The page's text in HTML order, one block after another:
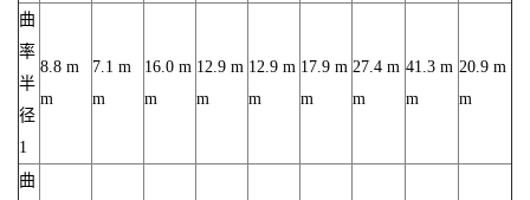
曲
率
半
径
1
8.8 m
m
7.1 m
m
16.0 m
m
12.9 m
m
12.9 m
m
17.9 m
m
27.4 m
m
41.3 m
m
20.9 m
m
曲